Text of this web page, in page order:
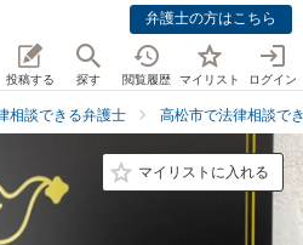
弁護士の方はこちら
投稿する 探す 閲覧履歴 マイリスト ログイン
相談できる弁護士 高松市で法律相談で
マイリストに入れる